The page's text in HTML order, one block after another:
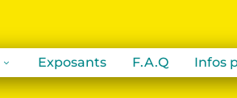
Exposants F.A.Q Infos